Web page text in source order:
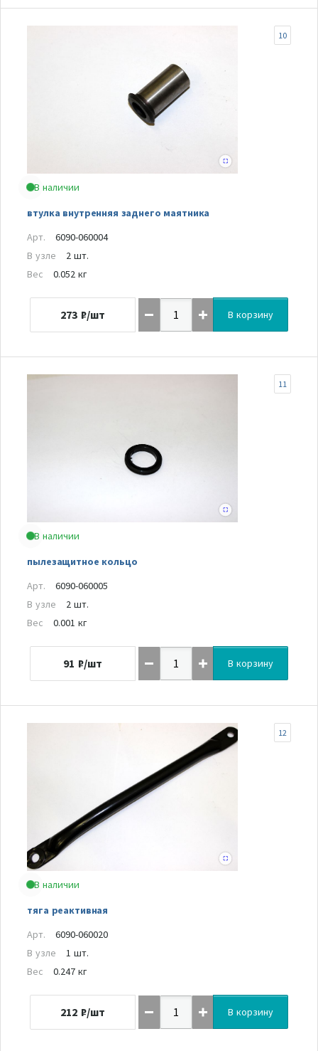
В наличии
втулка внутренняя заднего маятника
10
Арт.
6090-060004
В узле
2 шт.
Вес
0.052 кг
273 ₽/шт В корзину
В наличии
пылезащитное кольцо
11
Арт.
6090-060005
В узле
2 шт.
Вес
0.001 кг
91 ₽/шт В корзину
В наличии
тяга реактивная
12
Арт.
6090-060020
В узле
1 шт.
Вес
0.247 кг
212 ₽/шт В корзину